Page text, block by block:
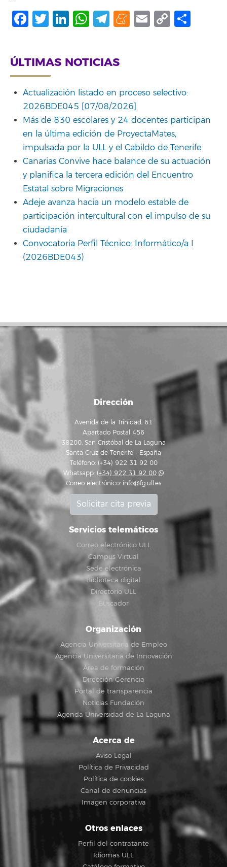
Facebook
Twitter
LinkedIn
WhatsApp
Telegram
Meneame
Email
Copy
ÚLTIMAS NOTICIAS
Actualización listado en proceso selectivo:
2026BDE045 [07/08/2026]
Más de 830 escolares y 24 docentes participan
en la última edición de ProyectaMates,
impulsada por la ULL y el Cabildo de Tenerife
Canarias Convive hace balance de su actuación
y planifica la tercera edición del Encuentro
Estatal sobre Migraciones
Adeje avanza hacia un modelo estable de
participación intercultural con el impulso de su
ciudadanía
Convocatoria Perfil Técnico: Informático/a I
(2026BDE043)
Dirección
Avenida de la Trinidad, 61
Apartado Postal 456
38200, San Cristóbal de La Laguna
Santa Cruz de Tenerife - España
Teléfono: (+34) 922 31 92 00
Whatsapp: (+34) 922 31 92 00
Correo electrónico: info@fg.ull.es
Solicitar cita previa
Servicios telemáticos
Correo electrónico ULL
Campus Virtual
Sede electrónica
Biblioteca digital
Directorio ULL
Buscador
Organización
Agencia Universitaria de Empleo
Agencia Universitaria de Innovación
Área de formación
Dirección Gerencia
Portal de transparencia
Noticias Fundación
Agenda Universidad de La Laguna
Acerca de
Aviso Legal
Política de Privacidad
Política de cookies
Canal de denuncias
Imagen corporativa
Otros enlaces
Perfil del contratante
Idiomas ULL